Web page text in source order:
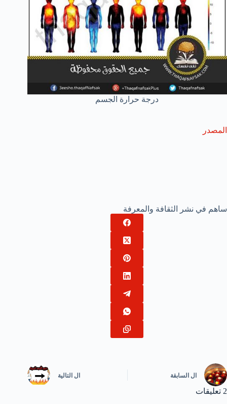
درجة حرارة الجسم
المصدر
ساهم في نشر الثقافة والمعرفة
ال السابقة ال التالية
2 تعليقات